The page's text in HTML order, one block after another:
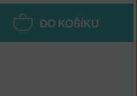
DO KOŠÍKU